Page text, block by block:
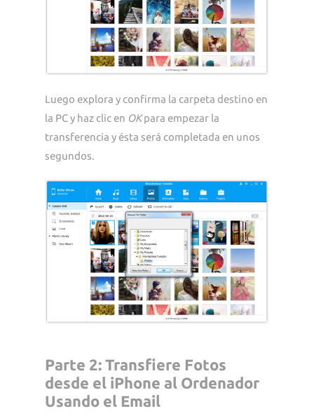
Luego explora y confirma la carpeta destino en
la PC y haz clic en OKpara empezar la
transferencia y ésta será completada en unos
segundos.
Parte 2: Transfiere Fotos
desde el iPhone al Ordenador
Usando el Email